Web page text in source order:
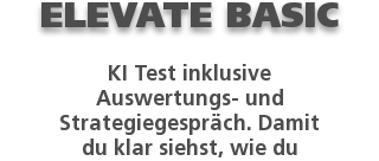
ELEVATE BASIC
KI Test inklusive
Auswertungs- und
Strategiegespräch. Damit
du klar siehst, wie du